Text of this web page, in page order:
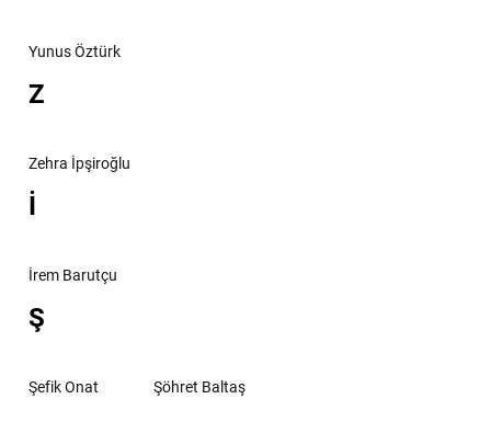
Yunus Öztürk
Z
Zehra İpşiroğlu
İ
İrem Barutçu
Ş
Şefik Onat Şöhret Baltaş